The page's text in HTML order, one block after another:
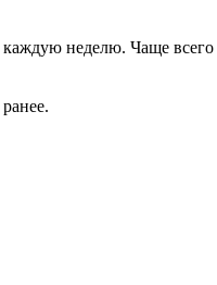
неделю. Чаще